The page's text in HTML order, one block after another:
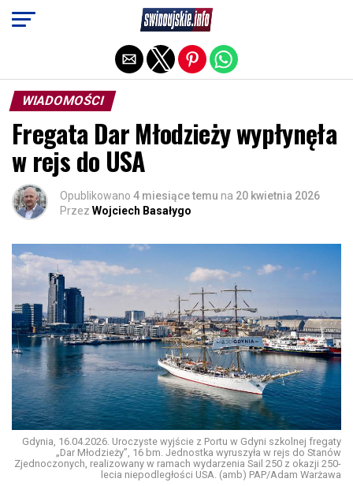
WIADOMOŚCI
Fregata Dar Młodzieży wypłynęła
w rejs do USA
Opublikowano 4 miesiące temu na 20 kwietnia 2026
Przez Wojciech Basałygo
Gdynia, 16.04.2026. Uroczyste wyjście z Portu w Gdyni szkolnej fregaty
„Dar Młodzieży”, 16 bm. Jednostka wyruszyła w rejs do Stanów
Zjednoczonych, realizowany w ramach wydarzenia Sail 250 z okazji 250-
lecia niepodległości USA. (amb) PAP/Adam Warżawa
Exit mobile version